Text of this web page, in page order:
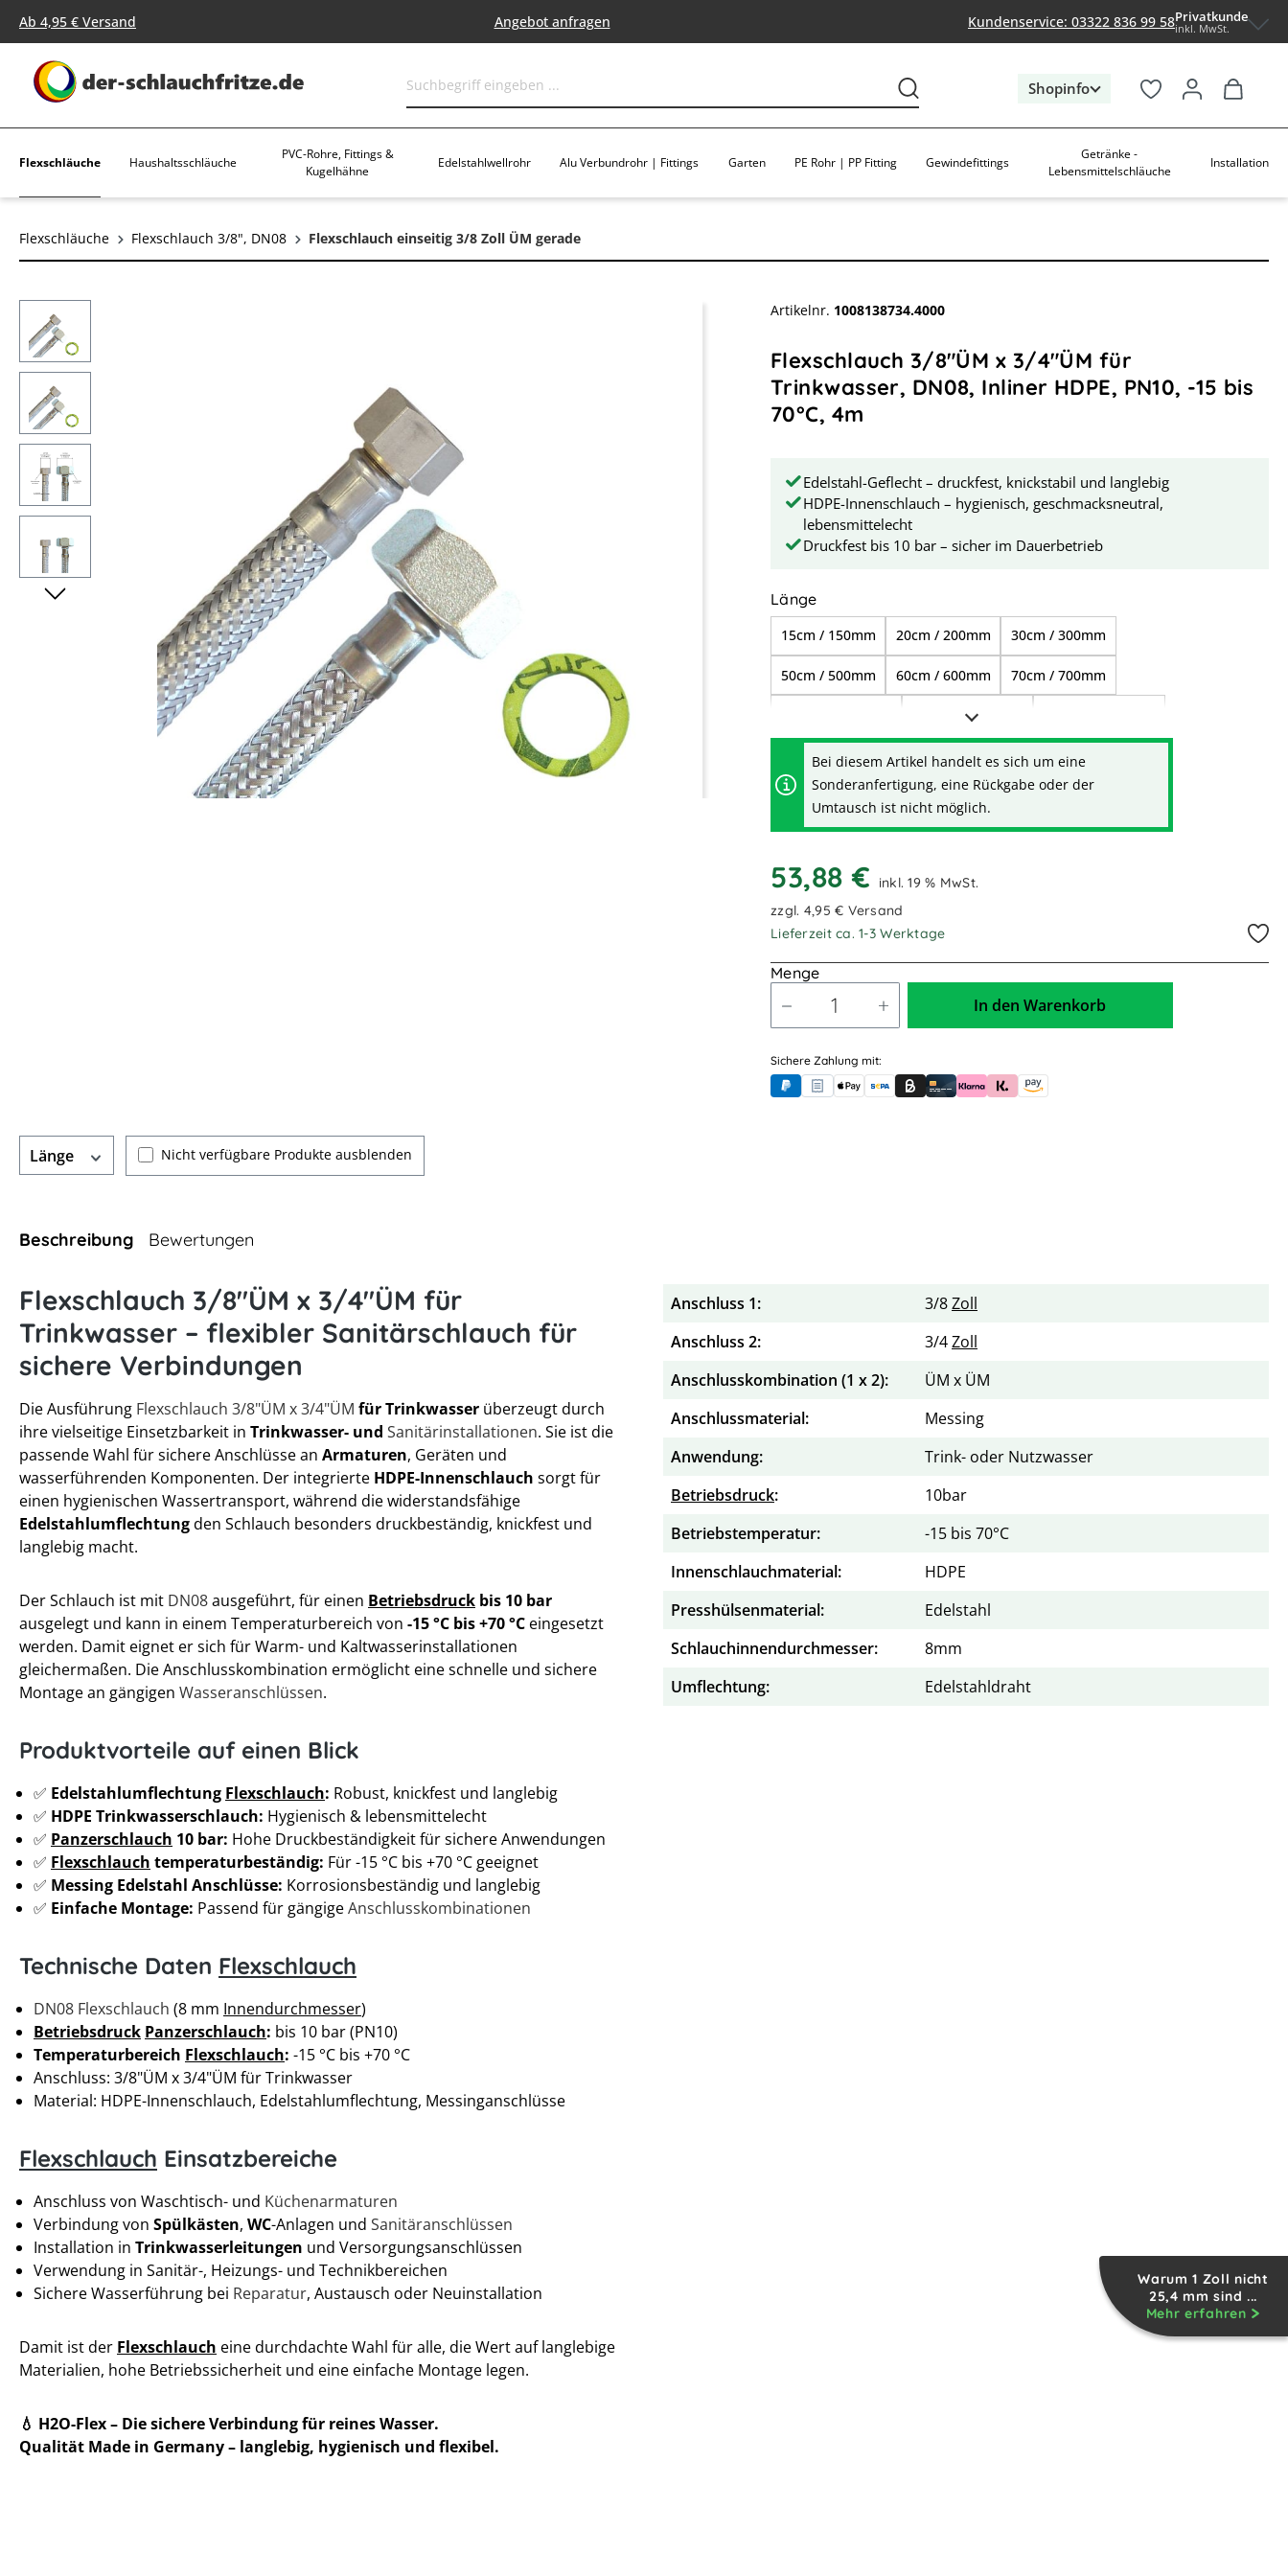
Zur Hauptnavigation springen
Ab 4,95 € Versand Angebot anfragen Kundenservice: 03322 836 99 58Privatkunde
inkl. MwSt.
Shopinfo
Flexschläuche Haushaltsschläuche
PVC-Rohre, Fittings &
Kugelhähne
Edelstahlwellrohr Alu Verbundrohr | Fittings Garten PE Rohr | PP Fitting Gewindefittings
Getränke -
Lebensmittelschläuche
Installation
Warum 1 Zoll nicht
25,4 mm sind ...
Mehr erfahren
Flexschläuche Flexschlauch 3/8", DN08 Flexschlauch einseitig 3/8 Zoll ÜM gerade
Bildergalerie überspringen Artikelnr. 1008138734.4000
Flexschlauch 3/8"ÜM x 3/4"ÜM für
Trinkwasser, DN08, Inliner HDPE, PN10, -15 bis
70°C, 4m
Edelstahl-Geflecht – druckfest, knickstabil und langlebig
HDPE-Innenschlauch – hygienisch, geschmacksneutral,
lebensmittelecht
Druckfest bis 10 bar – sicher im Dauerbetrieb
Längeauswählen
15cm / 150mm 20cm / 200mm 30cm / 300mm
50cm / 500mm 60cm / 600mm 70cm / 700mm
1,50m / 1.500mm
3,00m / 3.000mm 4,00m / 4.000mm 5,00m / 5.000mm
7,00m / 7.000mm 9,00m / 9.000mm
13,00m / 13.000mm
Bei diesem Artikel handelt es sich um eine
Sonderanfertigung, eine Rückgabe oder der
Umtausch ist nicht möglich.
53,88 €
inkl. 19 % MwSt.
zzgl. 4,95 € Versand
Lieferzeit ca. 1-3 Werktage
Menge
In den Warenkorb
Sichere Zahlung mit:
PayPalRechnungskauf (für Behörden)
Apple PayBanküberweisung (vorab)
Rechnungskauf (Billie)
Kreditkarte
Rechnung oder Ratenkauf (Klarna)
Sofortüberweisung (Klarna)
Amazon Pay
Länge Nicht verfügbare Produkte ausblenden
Beschreibung Bewertungen
Flexschlauch 3/8"ÜM x 3/4"ÜM für
Trinkwasser – flexibler Sanitärschlauch für
sichere Verbindungen
Die Ausführung Flexschlauch 3/8"ÜM x 3/4"ÜM für Trinkwasser überzeugt durch
ihre vielseitige Einsetzbarkeit in Trinkwasser- und Sanitärinstallationen. Sie ist die
passende Wahl für sichere Anschlüsse an Armaturen, Geräten und
wasserführenden Komponenten. Der integrierte HDPE-Innenschlauch sorgt für
einen hygienischen Wassertransport, während die widerstandsfähige
Edelstahlumflechtungden Schlauch besonders druckbeständig, knickfest und
langlebig macht.
Der Schlauch ist mit DN08ausgeführt, für einen Betriebsdruck bis 10 bar
ausgelegt und kann in einem Temperaturbereich von -15 °C bis +70 °C eingesetzt
werden. Damit eignet er sich für Warm- und Kaltwasserinstallationen
gleichermaßen. Die Anschlusskombination ermöglicht eine schnelle und sichere
Montage an gängigen Wasseranschlüssen.
Produktvorteile auf einen Blick
✅ Edelstahlumflechtung Flexschlauch: Robust, knickfest und langlebig
✅ HDPE Trinkwasserschlauch: Hygienisch & lebensmittelecht
✅ Panzerschlauch 10 bar: Hohe Druckbeständigkeit für sichere Anwendungen
✅ Flexschlauch temperaturbeständig: Für -15 °C bis +70 °C geeignet
✅ Messing Edelstahl Anschlüsse: Korrosionsbeständig und langlebig
✅ Einfache Montage: Passend für gängigeAnschlusskombinationen
Technische Daten Flexschlauch
DN08 Flexschlauch (8 mm Innendurchmesser)
Betriebsdruck Panzerschlauch: bis 10 bar (PN10)
Temperaturbereich Flexschlauch: -15 °C bis +70 °C
Anschluss: 3/8"ÜM x 3/4"ÜM für Trinkwasser
Material: HDPE-Innenschlauch, Edelstahlumflechtung, Messinganschlüsse
Flexschlauch Einsatzbereiche
Anschluss von Waschtisch- und Küchenarmaturen
Verbindung von Spülkästen, WC-Anlagen und Sanitäranschlüssen
Installation in Trinkwasserleitungen und Versorgungsanschlüssen
Verwendung in Sanitär-, Heizungs- und Technikbereichen
Sichere Wasserführung bei Reparatur, Austausch oder Neuinstallation
Damit ist der Flexschlauch eine durchdachte Wahl für alle, die Wert auf langlebige
Materialien, hohe Betriebssicherheit und eine einfache Montage legen.
💧 H2O-Flex – Die sichere Verbindung für reines Wasser.
Qualität Made in Germany – langlebig, hygienisch und flexibel.
Anschluss 1: 3/8Zoll
Anschluss 2:
3/4Zoll
Anschlusskombination (1 x 2):
ÜM x ÜM
Anschlussmaterial:
Messing
Anwendung:
Trink- oder Nutzwasser
Betriebsdruck:
10bar
Betriebstemperatur:
-15 bis 70°C
Innenschlauchmaterial:
HDPE
Presshülsenmaterial:
Edelstahl
Schlauchinnendurchmesser:
8mm
Umflechtung:
Edelstahldraht